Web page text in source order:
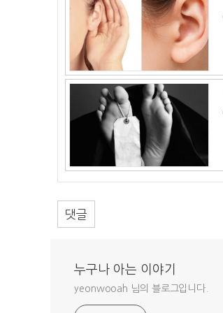
댓글
누구나 아는 이야기
yeonwooah 님의 블로그입니다.